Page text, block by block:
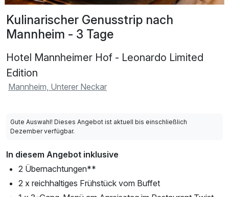
Kulinarischer Genusstrip nach
Mannheim - 3 Tage
Hotel Mannheimer Hof - Leonardo Limited
Edition
Mannheim, Unterer Neckar
Gute Auswahl! Dieses Angebot ist aktuell bis einschließlich
Dezember verfügbar.
In diesem Angebot inklusive
2 Übernachtungen**
2 x reichhaltiges Frühstück vom Buffet